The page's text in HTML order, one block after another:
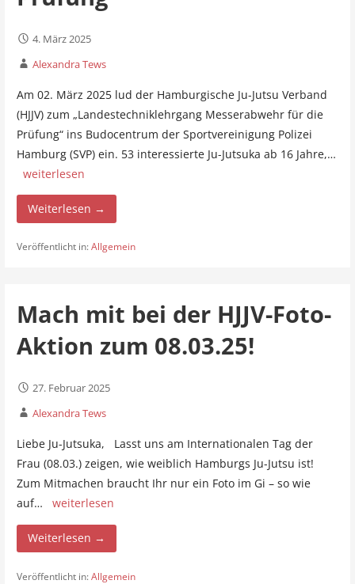
4. März 2025
Alexandra Tews
Am 02. März 2025 lud der Hamburgische Ju-Jutsu Verband
(HJJV) zum „Landestechniklehrgang Messerabwehr für die
Prüfung“ ins Budocentrum der Sportvereinigung Polizei
Hamburg (SVP) ein. 53 interessierte Ju-Jutsuka ab 16 Jahre,…
weiterlesen
Weiterlesen →
Veröffentlicht in:Allgemein
Mach mit bei der HJJV-Foto-
Aktion zum 08.03.25!
27. Februar 2025
Alexandra Tews
Liebe Ju-Jutsuka, Lasst uns am Internationalen Tag der
Frau (08.03.) zeigen, wie weiblich Hamburgs Ju-Jutsu ist!
Zum Mitmachen braucht Ihr nur ein Foto im Gi – so wie
auf… weiterlesen
Weiterlesen →
Veröffentlicht in:Allgemein